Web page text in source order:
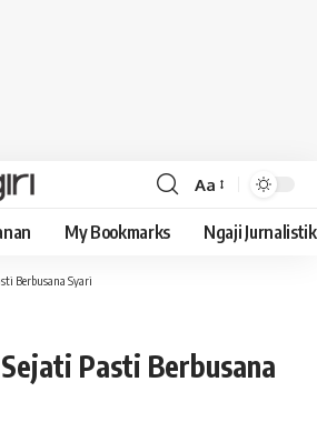
Font
Resizer
Aa
My Bookmarks Ngaji Jurnalistik
Berbusana Syari
Pasti Berbusana